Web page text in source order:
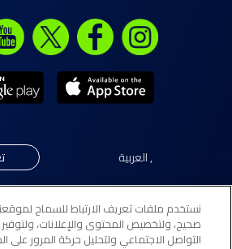
,العربية
تقليدي (فرع تجزئة) من قبل مصرف
نستخدم ملفات تعريف الارتباط للسماح
صحيح، ولتخصيص المحتوى والإعلانات،
التواصل الاجتماعي ولتحليل حركة المرور على